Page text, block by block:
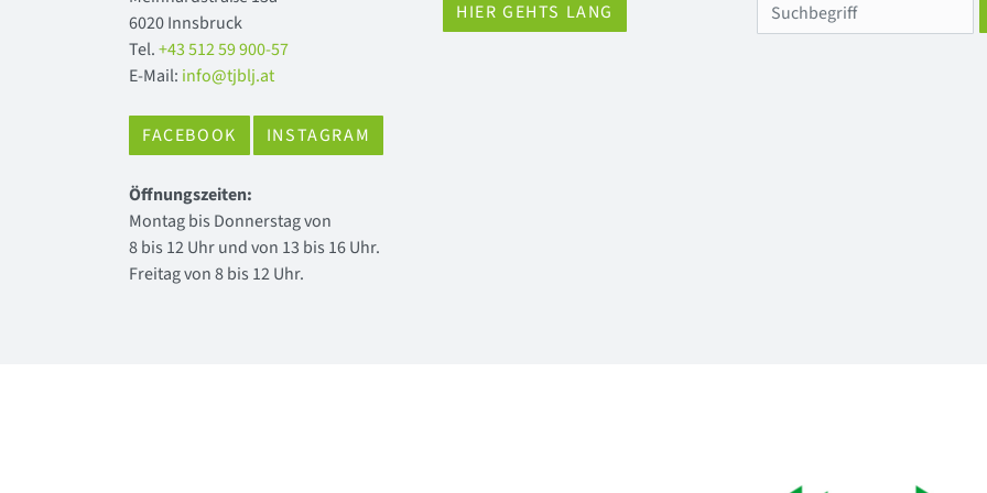
6020 Innsbruck
Tel.+43 512 59 900-57
E-Mail: info@tjblj.at
FACEBOOK INSTAGRAM
Öffnungszeiten:
Montag bis Donnerstag von
8 bis 12 Uhr und von 13 bis 16 Uhr.
Freitag von 8 bis 12 Uhr.
HIER GEHTS LANG